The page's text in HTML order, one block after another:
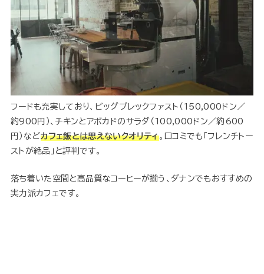
フードも充実しており、ビッグブレックファスト（150,000ドン／
約900円）、チキンとアボカドのサラダ（100,000ドン／約600
円）などカフェ飯とは思えないクオリティ。口コミでも「フレンチトー
ストが絶品」と評判です。
落ち着いた空間と高品質なコーヒーが揃う、ダナンでもおすすめの
実力派カフェです。